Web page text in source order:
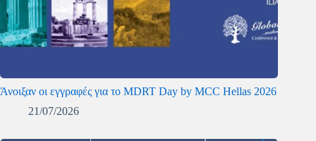
Άνοιξαν οι εγγραφές για το MDRT Day by MCC Hellas 2026
21/07/2026